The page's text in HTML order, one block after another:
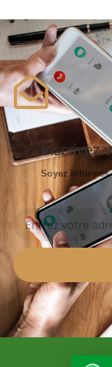
Inscrivez
Soyez informés